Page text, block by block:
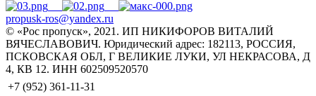
propusk-ros@yandex.ru
© «Рос пропуск», 2021. ИП НИКИФОРОВ ВИТАЛИЙ
ВЯЧЕСЛАВОВИЧ. Юридический адрес: 182113, РОССИЯ,
ПСКОВСКАЯ ОБЛ, Г ВЕЛИКИЕ ЛУКИ, УЛ НЕКРАСОВА, Д
4, КВ 12. ИНН 602509520570
+7 (952) 361-11-31